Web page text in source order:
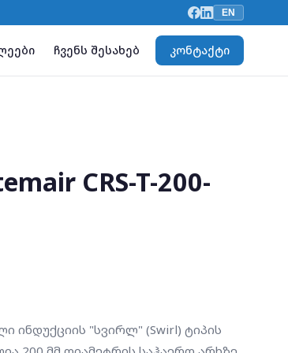
EN
ჩვენს შესახებ კონტაქტი
CRS-T-200-
ინდუქციის "სვირლ" (Swirl) ტიპის